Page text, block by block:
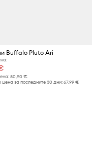
Buffalo Pluto Ari
80,90 €
цена за последните 30 дни:67,99 €